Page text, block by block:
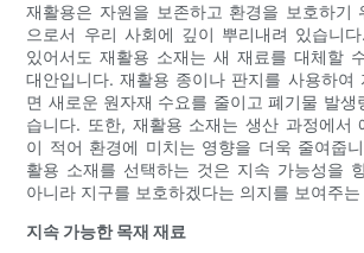
재활용은 자원을 보존하고 환경을 보호하기
으로서 우리 사회에 깊이 뿌리내려 있습니
있어서도 재활용 소재는 새 재료를 대체할
대안입니다. 재활용 종이나 판지를 사용하여
면 새로운 원자재 수요를 줄이고 폐기물 발생
습니다. 또한, 재활용 소재는 생산 과정에서
이 적어 환경에 미치는 영향을 더욱 줄여줍
활용 소재를 선택하는 것은 지속 가능성을
아니라 지구를 보호하겠다는 의지를 보여주
지속 가능한 목재 재료